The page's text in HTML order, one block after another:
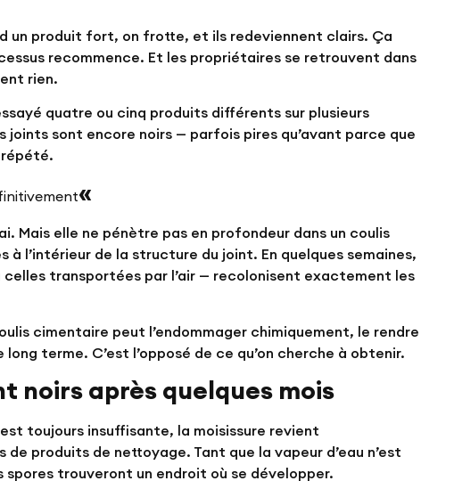
un produit fort, on frotte, et ils redeviennent clairs. Ça
recommence. Et les propriétaires se retrouvent dans
rien.
quatre ou cinq produits différents sur plusieurs
sont encore noirs — parfois pires qu’avant parce que
«
Mais elle ne pénètre pas en profondeur dans un coulis
à l’intérieur de la structure du joint. En quelques semaines,
transportées par l’air — recolonisent exactement les
cimentaire peut l’endommager chimiquement, le rendre
terme. C’est l’opposé de ce qu’on cherche à obtenir.
noirs après quelques mois
toujours insuffisante, la moisissure revient
produits de nettoyage. Tant que la vapeur d’eau n’est
trouveront un endroit où se développer.